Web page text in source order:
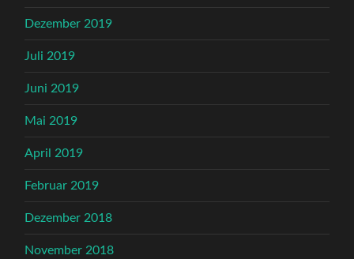
Dezember 2019
Juli 2019
Juni 2019
Mai 2019
April 2019
Februar 2019
Dezember 2018
November 2018